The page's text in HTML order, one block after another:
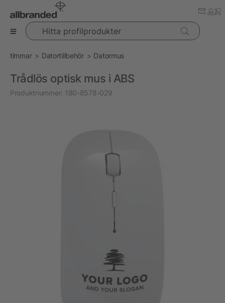
Hitta profilprodukter
timmar Datortillbehör Datormus
Trådlös optisk mus i ABS
Produktnummer: 180-8578-029